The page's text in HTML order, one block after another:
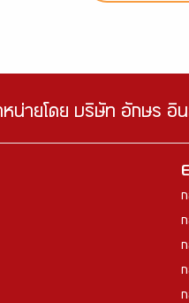
น่ายโดย บริษัท อักษร อิ
ก
ก